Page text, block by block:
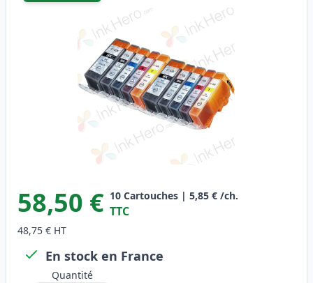
58,50 € 10 Cartouches | 5,85 € /ch.
TTC
48,75 € HT
En stock en France
Quantité